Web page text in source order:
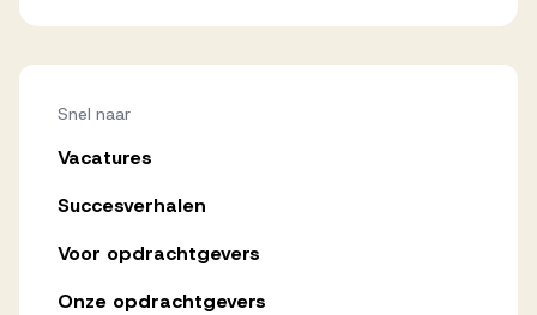
Snel naar
Vacatures
Succesverhalen
Voor opdrachtgevers
Onze opdrachtgevers